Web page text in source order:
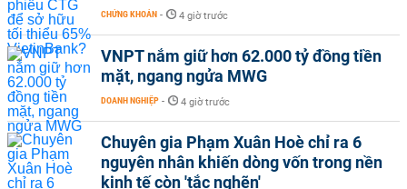
CHỨNG KHOÁN - 4 giờ trước
VNPT nắm giữ hơn 62.000 tỷ đồng tiền
mặt, ngang ngửa MWG
DOANH NGHIỆP - 4 giờ trước
Chuyên gia Phạm Xuân Hoè chỉ ra 6
nguyên nhân khiến dòng vốn trong nền
kinh tế còn 'tắc nghẽn'